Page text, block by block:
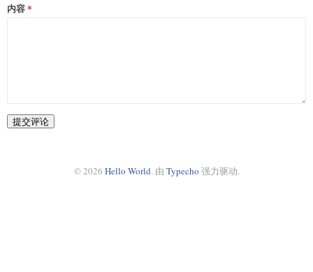
内容
提交评论
© 2026 Hello World. 由 Typecho 强力驱动.